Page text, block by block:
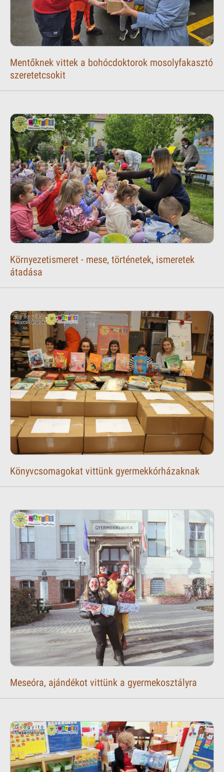
Mentőknek vittek a bohócdoktorok mosolyfakasztó
szeretetcsokit
Környezetismeret - mese, történetek, ismeretek
átadása
Könyvcsomagokat vittünk gyermekkórházaknak
Meseóra, ajándékot vittünk a gyermekosztályra